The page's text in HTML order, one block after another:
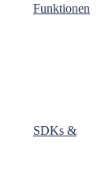
Funktionen
SDKs &